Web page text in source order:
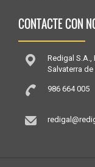
CONTACTE CON
Redigal S.A.,
Salvaterra
986 664 005